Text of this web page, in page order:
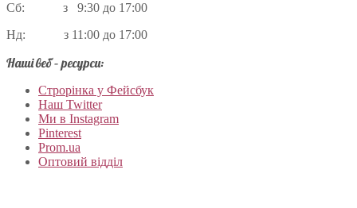
Сб: з 9:30 до 17:00
Нд: з 11:00 до 17:00
Наші веб – ресурси:
Строрінка у Фейсбук
Наш Twitter
Ми в Instagram
Pinterest
Prom.ua
Оптовий відділ